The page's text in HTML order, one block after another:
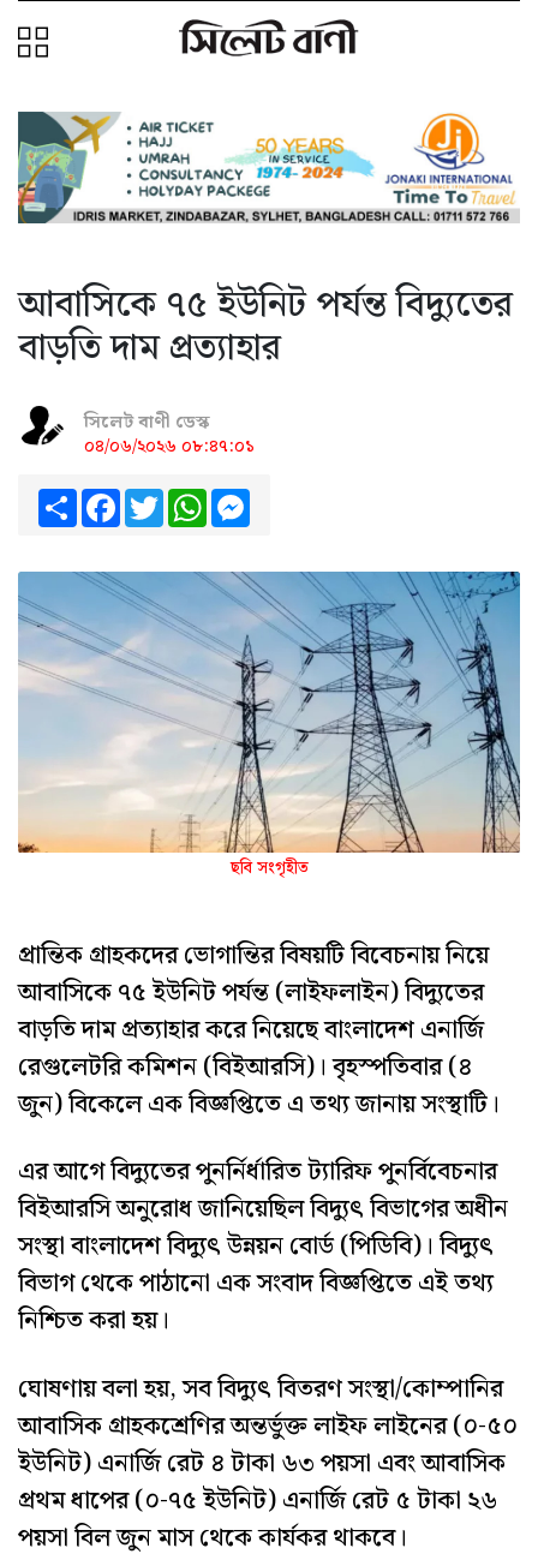
আবাসিকে ৭৫ ইউনিট পর্যন্ত বিদ্যুতের
বাড়তি দাম প্রত্যাহার
সিলেট বাণী ডেস্ক
০৪/০৬/২০২৬ ০৮:৪৭:০১
ShareFacebook
TwitterWhatsApp
ছবি সংগৃহীত
প্রান্তিক গ্রাহকদের ভোগান্তির বিষয়টি বিবেচনায় নিয়ে
আবাসিকে ৭৫ ইউনিট পর্যন্ত (লাইফলাইন) বিদ্যুতের
বাড়তি দাম প্রত্যাহার করে নিয়েছে বাংলাদেশ এনার্জি
রেগুলেটরি কমিশন (বিইআরসি)। বৃহস্পতিবার (৪
জুন) বিকেলে এক বিজ্ঞপ্তিতে এ তথ্য জানায় সংস্থাটি।
এর আগে বিদ্যুতের পুনর্নির্ধারিত ট্যারিফ পুনর্বিবেচনার
বিইআরসি অনুরোধ জানিয়েছিল বিদ্যুৎ বিভাগের অধীন
সংস্থা বাংলাদেশ বিদ্যুৎ উন্নয়ন বোর্ড (পিডিবি)। বিদ্যুৎ
বিভাগ থেকে পাঠানো এক সংবাদ বিজ্ঞপ্তিতে এই তথ্য
নিশ্চিত করা হয়।
ঘোষণায় বলা হয়, সব বিদ্যুৎ বিতরণ সংস্থা/কোম্পানির
আবাসিক গ্রাহকশ্রেণির অন্তর্ভুক্ত লাইফ লাইনের (০-৫০
ইউনিট) এনার্জি রেট ৪ টাকা ৬৩ পয়সা এবং আবাসিক
প্রথম ধাপের (০-৭৫ ইউনিট) এনার্জি রেট ৫ টাকা ২৬
পয়সা বিল জুন মাস থেকে কার্যকর থাকবে।